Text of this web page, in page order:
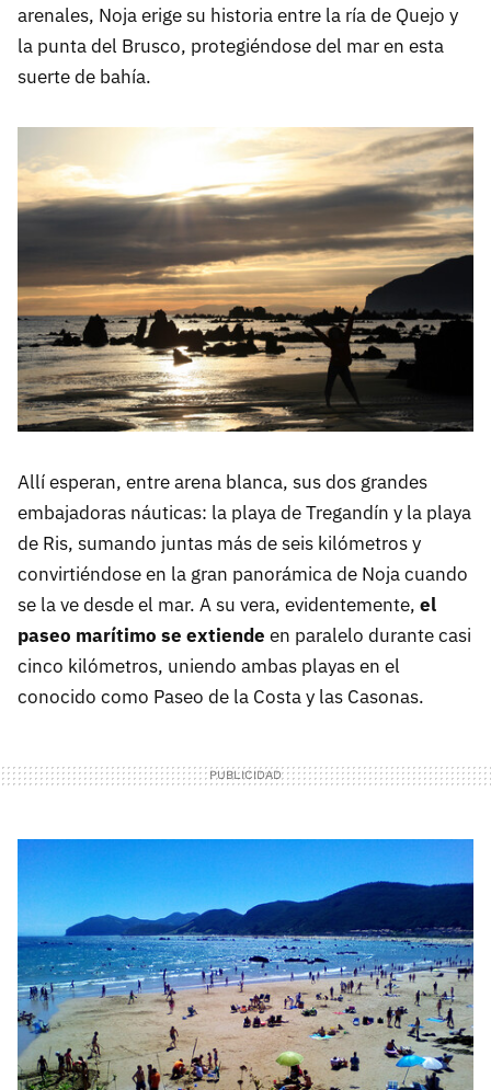
arenales, Noja erige su historia entre la ría de Quejo y
la punta del Brusco, protegiéndose del mar en esta
suerte de bahía.
Allí esperan, entre arena blanca, sus dos grandes
embajadoras náuticas: la playa de Tregandín y la playa
de Ris, sumando juntas más de seis kilómetros y
convirtiéndose en la gran panorámica de Noja cuando
se la ve desde el mar. A su vera, evidentemente, el
paseo marítimo se extiende en paralelo durante casi
cinco kilómetros, uniendo ambas playas en el
conocido como Paseo de la Costa y las Casonas.